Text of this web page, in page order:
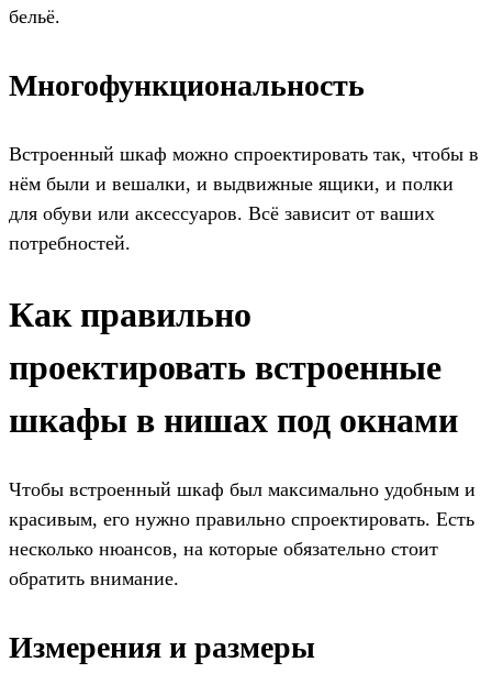
бельё.
Многофункциональность
Встроенный шкаф можно спроектировать так, чтобы в
нём были и вешалки, и выдвижные ящики, и полки
для обуви или аксессуаров. Всё зависит от ваших
потребностей.
Как правильно
проектировать встроенные
шкафы в нишах под окнами
Чтобы встроенный шкаф был максимально удобным и
красивым, его нужно правильно спроектировать. Есть
несколько нюансов, на которые обязательно стоит
обратить внимание.
Измерения и размеры